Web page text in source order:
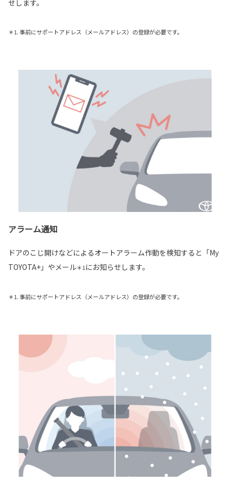
せします。
＊1. 事前にサポートアドレス（メールアドレス）の登録が必要です。
アラーム通知
ドアのこじ開けなどによるオートアラーム作動を検知すると「My
TOYOTA+」やメール＊1 にお知らせします。
＊1. 事前にサポートアドレス（メールアドレス）の登録が必要です。